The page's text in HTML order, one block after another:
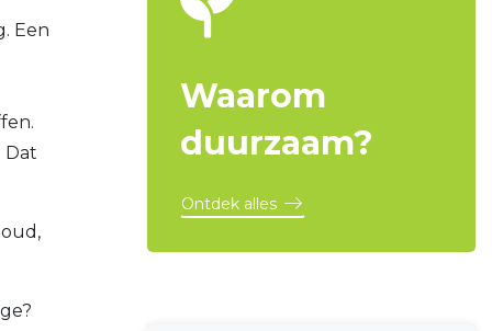
Een
Dat
Waarom
duurzaam?
Ontdek alles